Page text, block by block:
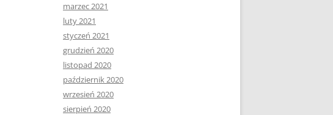
marzec 2021
luty 2021
styczeń 2021
grudzień 2020
listopad 2020
październik 2020
wrzesień 2020
sierpień 2020